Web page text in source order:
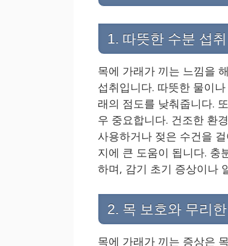
1. 따뜻한 수분 섭
목에 가래가 끼는 느낌을
섭취입니다. 따뜻한 물이
래의 점도를 낮춰줍니다.
우 중요합니다. 건조한 환
사용하거나 젖은 수건을
지에 큰 도움이 됩니다. 충
하며, 감기 초기 증상이나
2. 목 보호와 무리
목에 가래가 끼는 증상은